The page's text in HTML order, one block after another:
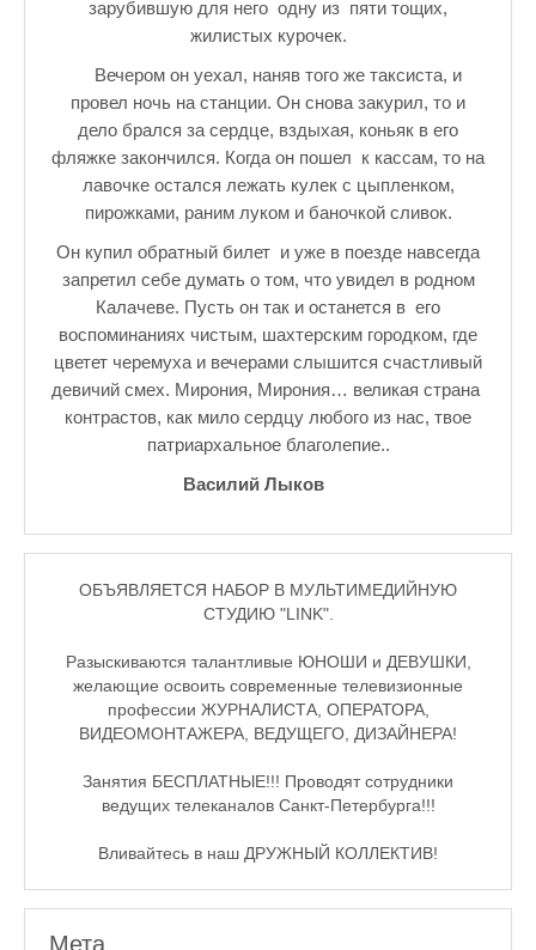
зарубившую для него одну из пяти тощих,
жилистых курочек.
Вечером он уехал, наняв того же таксиста, и
провел ночь на станции. Он снова закурил, то и
дело брался за сердце, вздыхая, коньяк в его
фляжке закончился. Когда он пошел к кассам, то на
лавочке остался лежать кулек с цыпленком,
пирожками, раним луком и баночкой сливок.
Он купил обратный билет и уже в поезде навсегда
запретил себе думать о том, что увидел в родном
Калачеве. Пусть он так и останется в его
воспоминаниях чистым, шахтерским городком, где
цветет черемуха и вечерами слышится счастливый
девичий смех. Мирония, Мирония… великая страна
контрастов, как мило сердцу любого из нас, твое
патриархальное благолепие..
Василий Лыков
ОБЪЯВЛЯЕТСЯ НАБОР В МУЛЬТИМЕДИЙНУЮ
СТУДИЮ "LINK".
Разыскиваются талантливые ЮНОШИ и ДЕВУШКИ,
желающие освоить современные телевизионные
профессии ЖУРНАЛИСТА, ОПЕРАТОРА,
ВИДЕОМОНТАЖЕРА, ВЕДУЩЕГО, ДИЗАЙНЕРА!
Занятия БЕСПЛАТНЫЕ!!! Проводят сотрудники
ведущих телеканалов Санкт-Петербурга!!!
Вливайтесь в наш ДРУЖНЫЙ КОЛЛЕКТИВ!
Мета